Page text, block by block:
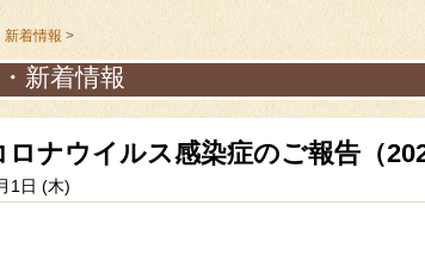
新着情報 >
新着情報
ロナウイルス感染症のご報告（
1日 (木)